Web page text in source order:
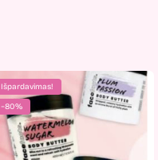
Išpardavimas!
−80%